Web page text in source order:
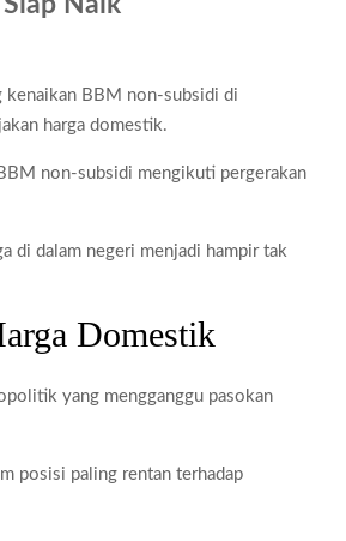
kenaikan BBM non-subsidi di
harga domestik.
non-subsidi mengikuti pergerakan
di dalam negeri menjadi hampir tak
Domestik
yang mengganggu pasokan
posisi paling rentan terhadap